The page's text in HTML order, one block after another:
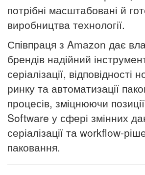
потрібні масштабовані й
виробництва технології.
Співпраця з Amazon дає
брендів надійний
серіалізації,
ринку та автоматизації
процесів, зміцнюючи
Software у сфері змінних
серіалізації та workflow-
паковання.